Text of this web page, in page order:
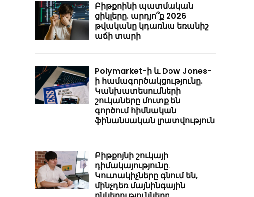
Բիթքոինի պատմական
ցիկլերը. արդյո՞ք 2026
թվականը կդառնա եռանիշ
աճի տարի
Polymarket-ի և Dow Jones-
ի համագործակցությունը.
Կանխատեսումների
շուկաները մուտք են
գործում հիմնական
ֆինանսական լրատվություն
Բիթքոյնի շուկայի
դիմակայությունը.
Կուտակիչները գնում են,
մինչդեռ մայնինգային